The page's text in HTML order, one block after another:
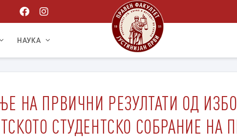
НАУКА
НА ПРВИЧНИ РЕЗУЛТАТИ ОД
СТУДЕНТСКО СОБРАНИЕ НА